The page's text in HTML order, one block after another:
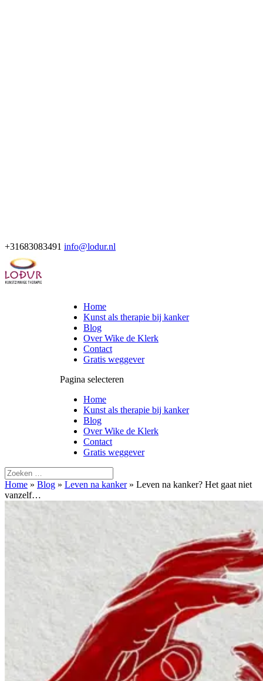
+31683083491 info@lodur.nl
Home
Kunst als therapie bij kanker
Blog
Over Wike de Klerk
Contact
Gratis weggever
Pagina selecteren
Home
Kunst als therapie bij kanker
Blog
Over Wike de Klerk
Contact
Gratis weggever
Home » Blog » Leven na kanker» Leven na kanker? Het gaat niet
vanzelf…